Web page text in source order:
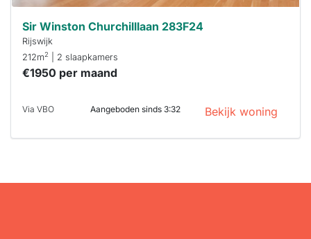
Sir Winston Churchilllaan 283F24
Rijswijk
212m2 | 2 slaapkamers
€1950 per maand
Via VBO Aangeboden sinds 3:32 Bekijk woning